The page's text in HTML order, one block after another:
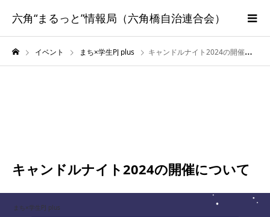
六角“まるっと”情報局（六角橋自治連合会）
イベント まち×学生PJ plus キャンドルナイト2024の開催について
キャンドルナイト2024の開催について
まち×学生PJ plus